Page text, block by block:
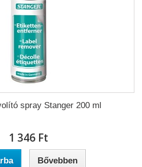
spray Stanger 200 ml
1 346 Ft‎
Bővebben